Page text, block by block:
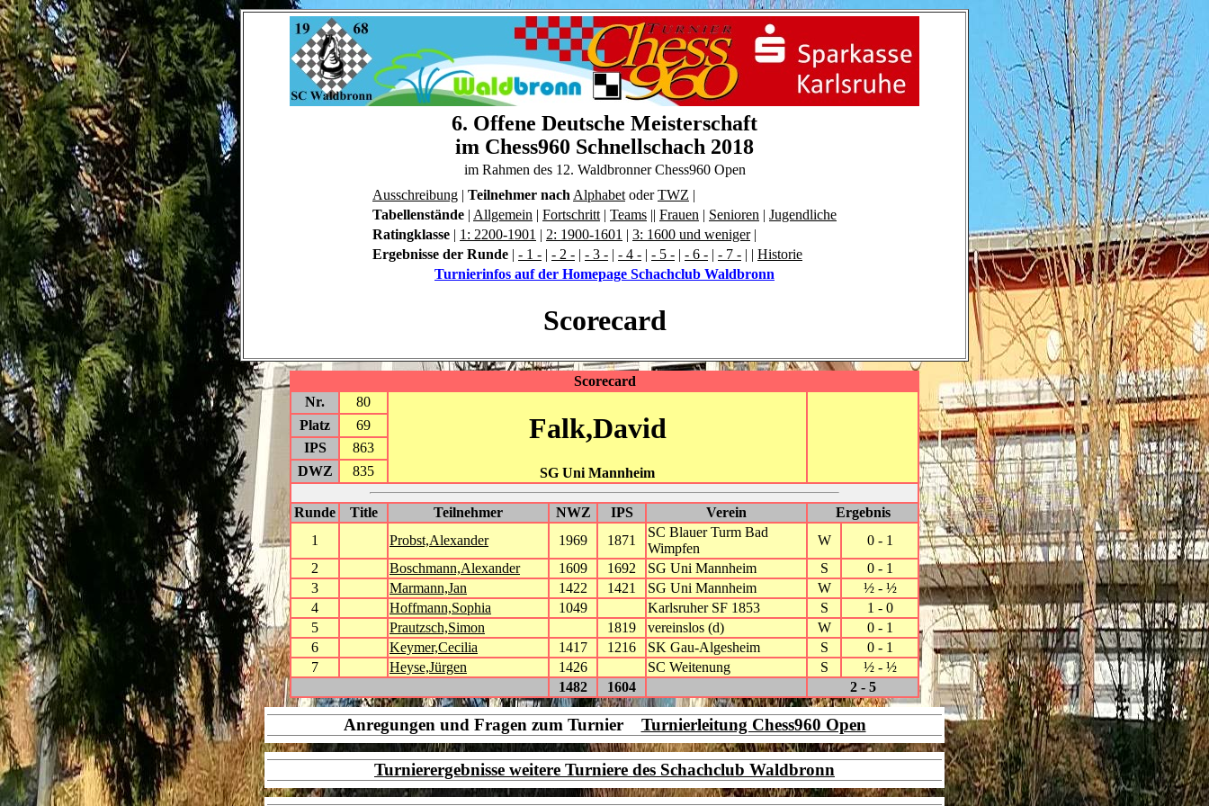
6. Offene Deutsche Meisterschaft
im Chess960 Schnellschach 2018
im Rahmen des 12. Waldbronner Chess960 Open
Ausschreibung | Teilnehmer nach Alphabet oderTWZ |
Tabellenstände | Allgemein | Fortschritt | Teams || Frauen | Senioren | Jugendliche
Ratingklasse | 1: 2200-1901 | 2: 1900-1601 | 3: 1600 und weniger|
Ergebnisse der Runde | - 1 - | - 2 - | - 3 - | - 4 - | - 5 - | - 6 - | - 7 - | | Historie
Turnierinfos auf der Homepage Schachclub Waldbronn
Scorecard
Scorecard
Nr.
80
Falk,David
SG Uni Mannheim
Platz
69
IPS
863
DWZ
835
Runde Title Teilnehmer NWZ IPS Verein
Ergebnis
1
Probst,Alexander 1969 1871
SC Blauer Turm Bad
Wimpfen
W
0 - 1
2
Boschmann,Alexander 1609 1692 SG Uni Mannheim S
0 - 1
3
Marmann,Jan 1422 1421 SG Uni Mannheim W
½ - ½
4
Hoffmann,Sophia 1049 Karlsruher SF 1853 S
1 - 0
5
Prautzsch,Simon 1819 vereinslos (d) W
0 - 1
6
Keymer,Cecilia 1417 1216 SK Gau-Algesheim S
0 - 1
7
Heyse,Jürgen 1426 SC Weitenung S
½ - ½
1482
1604 2 - 5
Anregungen und Fragen zum Turnier Turnierleitung Chess960 Open
Turnierergebnisse weitere Turniere des Schachclub Waldbronn